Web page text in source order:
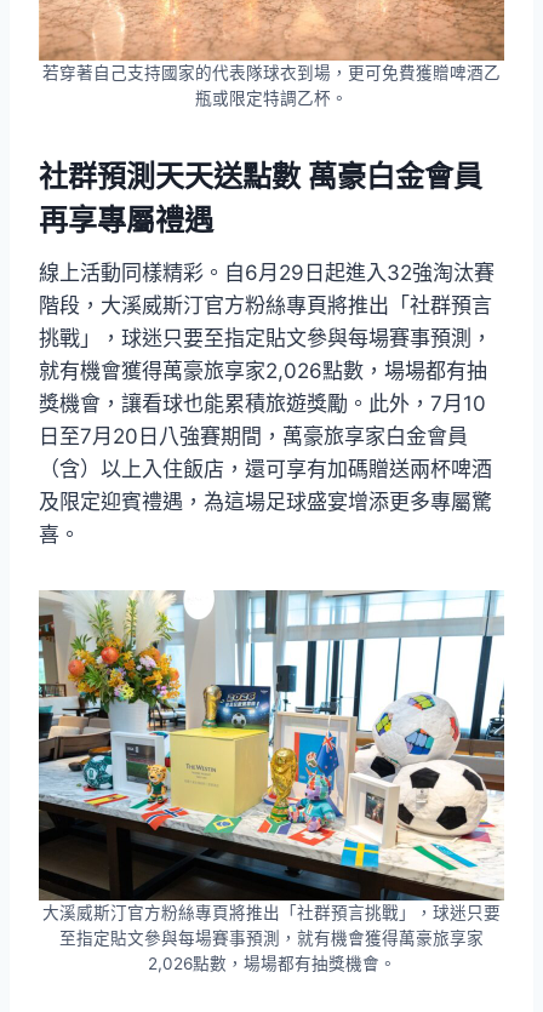
若穿著自己支持國家的代表隊球衣到場，更可免費獲贈啤酒乙
瓶或限定特調乙杯。
社群預測天天送點數 萬豪白金會員
再享專屬禮遇
線上活動同樣精彩。自6月29日起進入32強淘汰賽
階段，大溪威斯汀官方粉絲專頁將推出「社群預言
挑戰」，球迷只要至指定貼文參與每場賽事預測，
就有機會獲得萬豪旅享家2,026點數，場場都有抽
獎機會，讓看球也能累積旅遊獎勵。此外，7月10
日至7月20日八強賽期間，萬豪旅享家白金會員
（含）以上入住飯店，還可享有加碼贈送兩杯啤酒
及限定迎賓禮遇，為這場足球盛宴增添更多專屬驚
喜。
大溪威斯汀官方粉絲專頁將推出「社群預言挑戰」，球迷只要
至指定貼文參與每場賽事預測，就有機會獲得萬豪旅享家
2,026點數，場場都有抽獎機會。